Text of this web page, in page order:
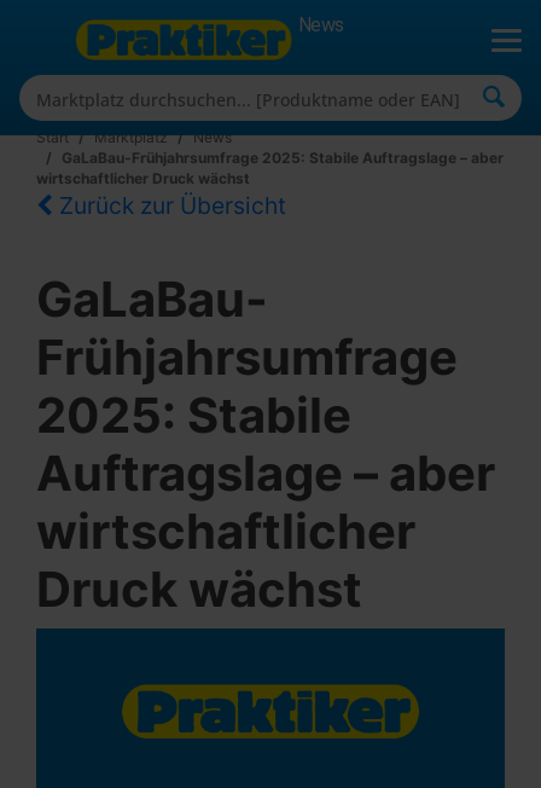
News
Start Marktplatz
News
GaLaBau-Frühjahrsumfrage 2025: Stabile Auftragslage – aber
wirtschaftlicher Druck wächst
Zurück zur Übersicht
GaLaBau-
Frühjahrsumfrage
2025: Stabile
Auftragslage – aber
wirtschaftlicher
Druck wächst